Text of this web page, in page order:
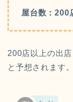
屋台数：200
200店以上の出
と予想されます。